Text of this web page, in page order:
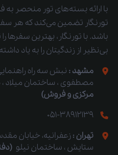
با ارائه بسته‌های تور منحصر به
تورنگار تضمین می‌کند که هر
باشد. با تورنگار، بهترین سفرها
بی‌نظیر از زندگیتان را به یاد
مشهد : نبش سه راه
مصطفوی ، ساختمان میلاد ، طبقه 2
مرکزی و فروش)
051-38912139
تهران :زعفرانیه، خیابان
ستایش ، ساختمان نیلو